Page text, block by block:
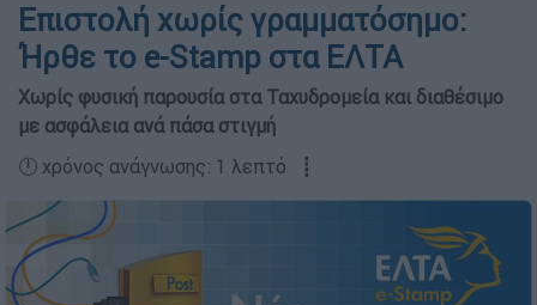
Επιστολή χωρίς γραμματόσημο:
Ήρθε το e-Stamp στα ΕΛΤΑ
Χωρίς φυσική παρουσία στα Ταχυδρομεία και διαθέσιμο
με ασφάλεια ανά πάσα στιγμή
🕛 χρόνος ανάγνωσης: 1 λεπτό ┋